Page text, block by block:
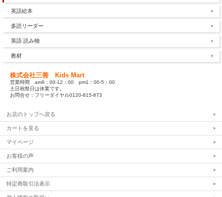
英語絵本
多読リーダー
英語 読み物
教材
株式会社三善 Kids Mart
営業時間 am9：00-12：00 pm1：00-5：00
土日祝祭日は休業です。
お問合せ：フリーダイヤル0120-815-873
お店のトップへ戻る
カートを見る
マイページ
お客様の声
ご利用案内
特定商取引法表示